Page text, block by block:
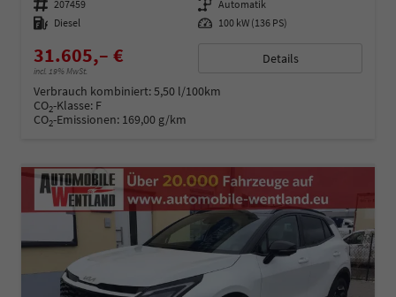
Fahrzeugnummer 207459 Getriebe Automatik
Kraftstoff Diesel Leistung 100 kW (136 PS)
31.605,– €
incl. 19% MwSt.
Details
Verbrauch kombiniert:5,50 l/100km
CO2-Klasse: F
CO2-Emissionen: 169,00 g/km